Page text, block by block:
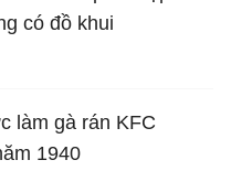
có đồ khui
làm gà rán KFC
1940